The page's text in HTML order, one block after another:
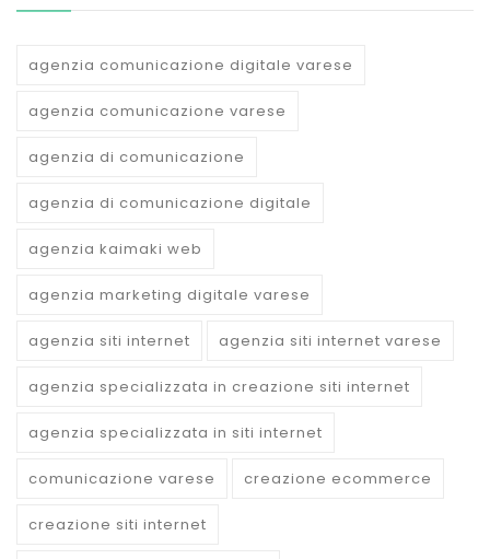
agenzia comunicazione digitale varese
agenzia comunicazione varese
agenzia di comunicazione
agenzia di comunicazione digitale
agenzia kaimaki web
agenzia marketing digitale varese
agenzia siti internet agenzia siti internet varese
agenzia specializzata in creazione siti internet
agenzia specializzata in siti internet
comunicazione varese creazione ecommerce
creazione siti internet